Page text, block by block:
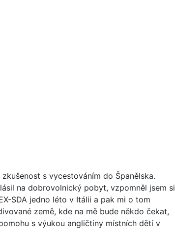
s vycestováním do Španělska.
na dobrovolnický pobyt, vzpomněl jsem si
SDA jedno léto v Itálii a pak mi o tom
země, kde na mě bude někdo čekat,
s výukou angličtiny místních dětí v